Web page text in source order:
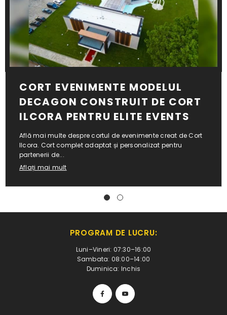
CORT EVENIMENTE MODELUL
DECAGON CONSTRUIT DE CORT
ILCORA PENTRU ELITE EVENTS
Află mai multe despre cortul de evenimente creat de Cort
Ilcora. Cort complet adaptat și personalizat pentru
partenerii de...
Aflați mai mult
PROGRAM DE LUCRU:
Luni–Vineri: 07:30–16:00
Sambata: 08:00–14:00
Duminica: Inchis